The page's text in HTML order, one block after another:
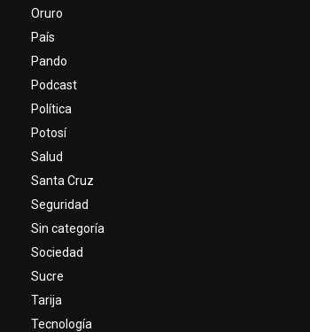
Oruro
País
Pando
Podcast
Política
Potosí
Salud
Santa Cruz
Seguridad
Sin categoría
Sociedad
Sucre
Tarija
Tecnología